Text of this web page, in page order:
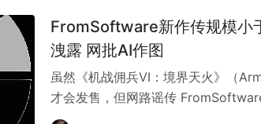
FromSoftware新作传规模小
洩露 网批AI作图
虽然《机战佣兵VI：境界天火》（
才会发售，但网路谣传